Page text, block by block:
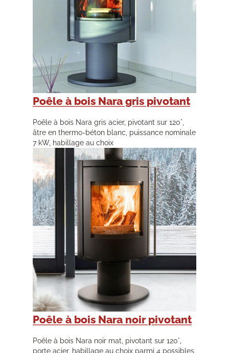
Poêle à bois Nara gris pivotant
Poêle à bois Nara gris acier, pivotant sur 120°,
âtre en thermo-béton blanc, puissance nominale
7 kW, habillage au choix
Poêle à bois Nara noir pivotant
Poêle à bois Nara noir mat, pivotant sur 120°,
porte acier, habillage au choix parmi 4 possibles,